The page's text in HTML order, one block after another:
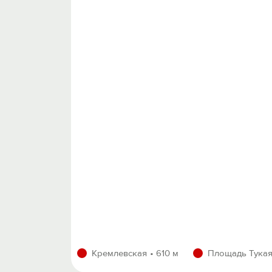
Кремлевская 610 м Площадь Тукая